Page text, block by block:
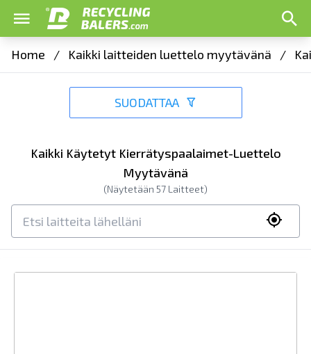
Home / Kaikki laitteiden luettelo myytävänä /
SUODATTAA
Kaikki Käytetyt Kierrätyspaalaimet-Luettelo
Myytävänä
(Näytetään 57 Laitteet)